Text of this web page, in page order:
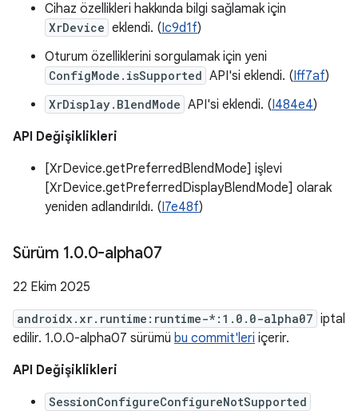
Cihaz özellikleri hakkında bilgi sağlamak için
XrDevice eklendi. (Ic9d1f)
Oturum özelliklerini sorgulamak için yeni
ConfigMode.isSupported API'si eklendi. (Iff7af)
XrDisplay.BlendMode API'si eklendi. (I484e4)
API Değişiklikleri
[XrDevice.getPreferredBlendMode] işlevi
[XrDevice.getPreferredDisplayBlendMode] olarak
yeniden adlandırıldı. (I7e48f)
Sürüm 1.0.0-alpha07
22 Ekim 2025
androidx.xr.runtime:runtime-*:1.0.0-alpha07 iptal
edilir. 1.0.0-alpha07 sürümü bu commit'leri içerir.
API Değişiklikleri
SessionConfigureConfigureNotSupported